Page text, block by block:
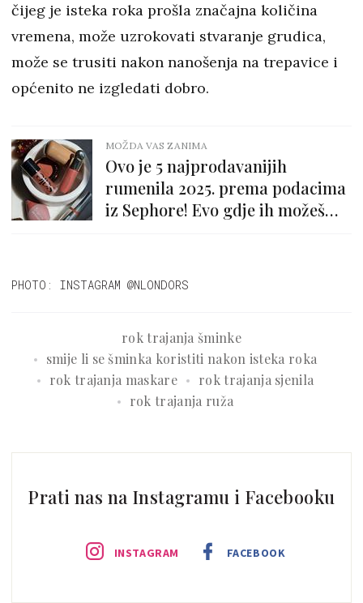
čijeg je isteka roka prošla značajna količina
vremena, može uzrokovati stvaranje grudica,
može se trusiti nakon nanošenja na trepavice i
općenito ne izgledati dobro.
MOŽDA VAS ZANIMA
Ovo je 5 najprodavanijih
rumenila 2025. prema podacima
iz Sephore! Evo gdje ih možeš
PHOTO: INSTAGRAM @NLONDORS
rok trajanja šminke
smije li se šminka koristiti nakon isteka roka
rok trajanja maskare
rok trajanja sjenila
rok trajanja ruža
Prati nas na Instagramu i Facebooku
INSTAGRAM FACEBOOK